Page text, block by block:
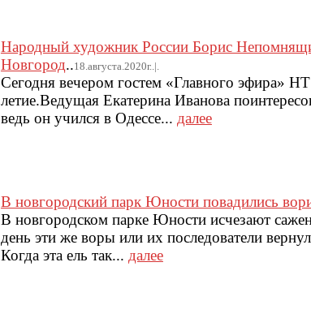
Народный художник России Борис
Новгород..18.августа.2020г..|.
Сегодня вечером гостем «Главного эфира»
летие.Ведущая Екатерина Иванова
ведь он учился в Одессе... далее
В новгородский парк Юности повадились
В новгородском парке Юности исчезают
день эти же воры или их последователи
Когда эта ель так... далее